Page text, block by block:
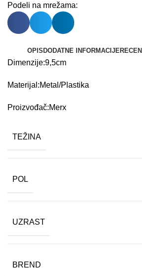
Podeli na mrežama:
OPISDODATNE INFORMACIJE
Dimenzije:9,5cm
Materijal:Metal/Plastika
Proizvođač:Merx
TEŽINA
POL
UZRAST
BREND